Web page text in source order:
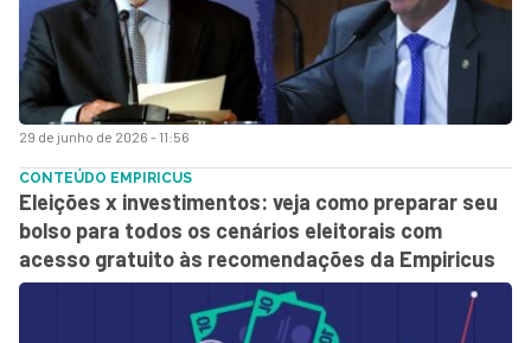
29 de junho de 2026 - 11:56
CONTEÚDO EMPIRICUS
Eleições x investimentos: veja como preparar seu
bolso para todos os cenários eleitorais com
acesso gratuito às recomendações da Empiricus